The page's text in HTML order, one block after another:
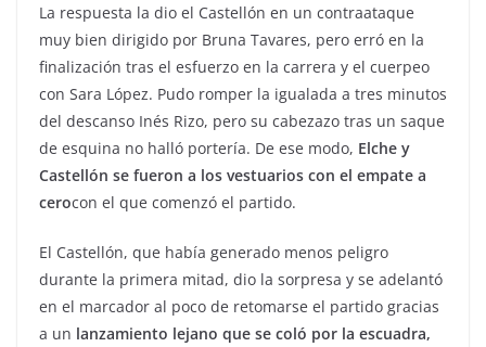
La respuesta la dio el Castellón en un contraataque
muy bien dirigido por Bruna Tavares, pero erró en la
finalización tras el esfuerzo en la carrera y el cuerpeo
con Sara López. Pudo romper la igualada a tres minutos
del descanso Inés Rizo, pero su cabezazo tras un saque
de esquina no halló portería. De ese modo, Elche y
Castellón se fueron a los vestuarios con el empate a
cerocon el que comenzó el partido.
El Castellón, que había generado menos peligro
durante la primera mitad, dio la sorpresa y se adelantó
en el marcador al poco de retomarse el partido gracias
a un lanzamiento lejano que se coló por la escuadra,